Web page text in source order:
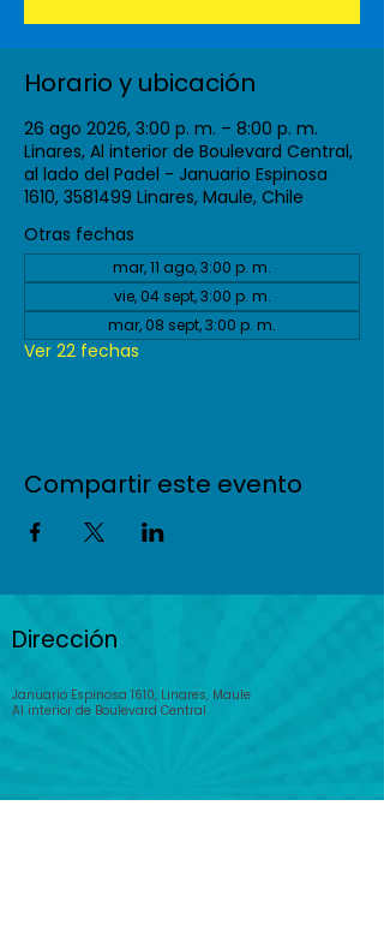
Horario y ubicación
26 ago 2026, 3:00 p. m. – 8:00 p. m.
Linares, Al interior de Boulevard Central,
al lado del Padel - Januario Espinosa
1610, 3581499 Linares, Maule, Chile
Otras fechas
mar, 11 ago, 3:00 p. m.
vie, 04 sept, 3:00 p. m.
mar, 08 sept, 3:00 p. m.
Ver 22 fechas
Compartir este evento
Dirección
Januario Espinosa 1610, Linares, Maule
Al interior de Boulevard Central